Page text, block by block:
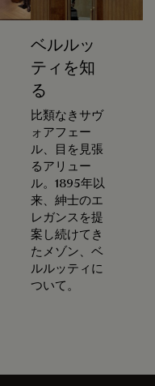
ベルルッ
ティを知
る
比類なきサヴ
ォアフェー
ル、目を見張
るアリュー
ル。1895年以
来、紳士のエ
レガンスを提
案し続けてき
たメゾン、ベ
ルルッティに
ついて。